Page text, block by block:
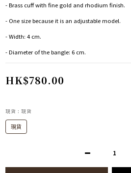
- Brass cuff with fine gold and rhodium finish.
- One size because it is an adjustable model.
- Width: 4 cm.
- Diameter of the bangle: 6 cm.
HK$780.00
現貨 : 現貨
現貨